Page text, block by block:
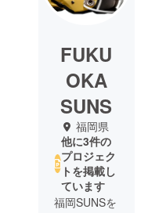
FUKU
OKA
SUNS
福岡県
他に3件の
プロジェク
トを掲載し
ています
福岡SUNSを